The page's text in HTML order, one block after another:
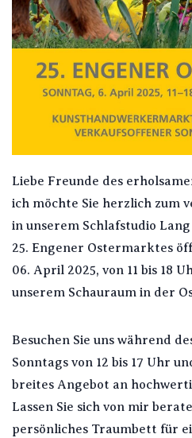
Liebe Freunde des
ich möchte Sie herzlich zum
in unserem Schlafstudio
25. Engener Ostermarktes
06. April 2025, von 11 bis 18
unserem Schauraum in der
Besuchen Sie uns während
Sonntags von 12 bis 17 Uhr
breites Angebot an
Lassen Sie sich von mir
persönliches Traumbett für